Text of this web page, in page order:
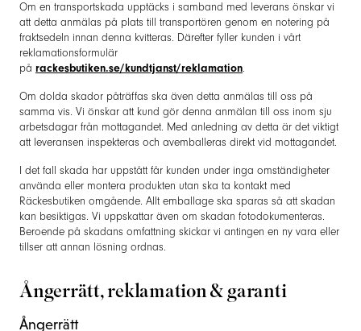
Om en transportskada upptäcks i samband med leverans önskar vi
att detta anmälas på plats till transportören genom en notering på
fraktsedeln innan denna kvitteras. Därefter fyller kunden i vårt
reklamationsformulär
på rackesbutiken.se/kundtjanst/reklamation.
Om dolda skador påträffas ska även detta anmälas till oss på
samma vis. Vi önskar att kund gör denna anmälan till oss inom sju
arbetsdagar från mottagandet. Med anledning av detta är det viktigt
att leveransen inspekteras och avemballeras direkt vid mottagandet.
I det fall skada har uppstått får kunden under inga omständigheter
använda eller montera produkten utan ska ta kontakt med
Räckesbutiken omgående. Allt emballage ska sparas så att skadan
kan besiktigas. Vi uppskattar även om skadan fotodokumenteras.
Beroende på skadans omfattning skickar vi antingen en ny vara eller
tillser att annan lösning ordnas.
Ångerrätt, reklamation & garanti
Ångerrätt